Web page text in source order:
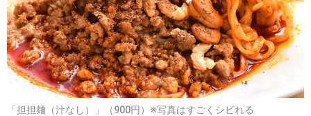
「担担麺（汁なし）」（900円）※写真はすごくシビれる